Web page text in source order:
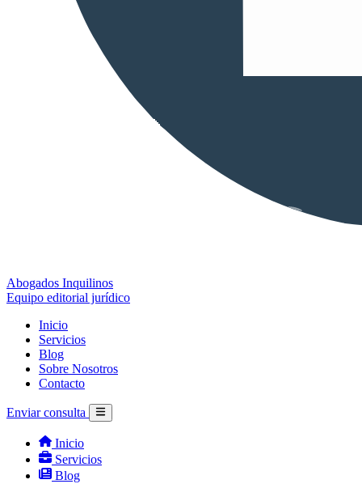
Abogados Inquilinos
Equipo editorial jurídico
Inicio
Servicios
Blog
Sobre Nosotros
Contacto
Enviar consulta
Inicio
Servicios
Blog